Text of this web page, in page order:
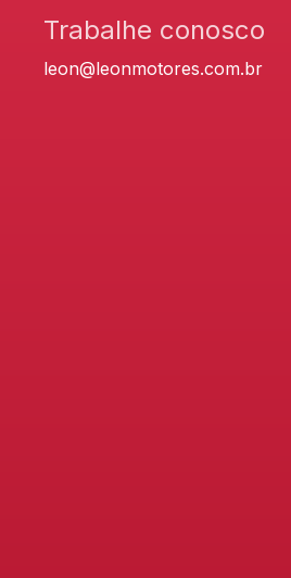
Trabalhe conosco
leon@leonmotores.com.br